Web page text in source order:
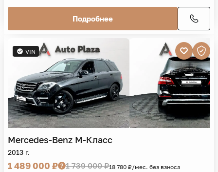
Подробнее
VIN
Mercedes-Benz M-Класс
2013 г.
1 489 000 ₽ 1 739 000 ₽18 780 ₽/мес. без взноса